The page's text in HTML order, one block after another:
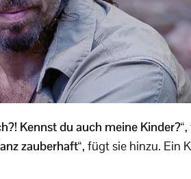
Kennst du auch meine Kinder?“,
zauberhaft“, fügt sie hinzu. Ein